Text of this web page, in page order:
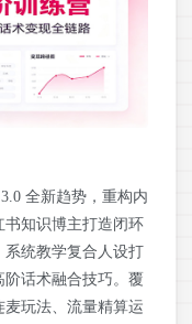
全新趋势，重构内
知识博主打造闭环
统教学复合人设打
话术融合技巧。覆
玩法、流量精算运